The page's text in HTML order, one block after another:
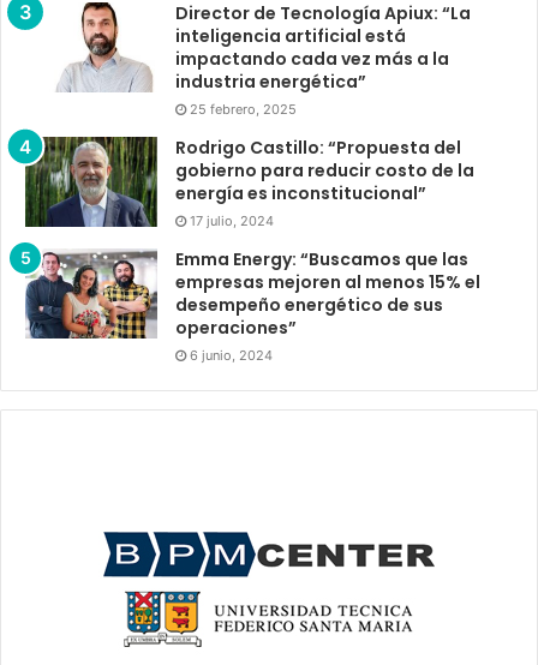
Director de Tecnología Apiux: “La
inteligencia artificial está
impactando cada vez más a la
industria energética”
25 febrero, 2025
Rodrigo Castillo: “Propuesta del
gobierno para reducir costo de la
energía es inconstitucional”
17 julio, 2024
Emma Energy: “Buscamos que las
empresas mejoren al menos 15% el
desempeño energético de sus
operaciones”
6 junio, 2024